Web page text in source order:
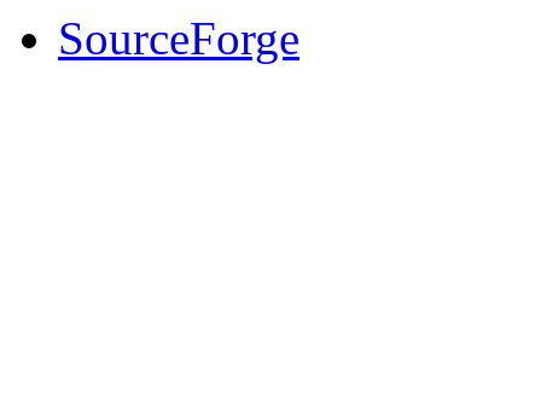
SourceForge